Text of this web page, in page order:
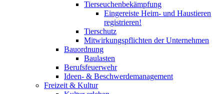
Tierseuchenbekämpfung
Eingereiste Heim- und Haustieren
registrieren!
Tierschutz
Mitwirkungspflichten der Unternehmen
Bauordnung
Baulasten
Berufsfeuerwehr
Ideen- & Beschwerdemanagement
Freizeit & Kultur